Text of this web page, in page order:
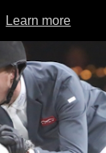
Learn more